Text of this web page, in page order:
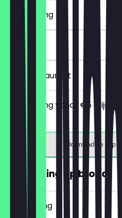
~€ 4 korting
7 dagen
in het restaurant
Bij besteding vanaf €5 krijg je
drank bij.
Download de app
30% korting op brood
~€ 2 korting